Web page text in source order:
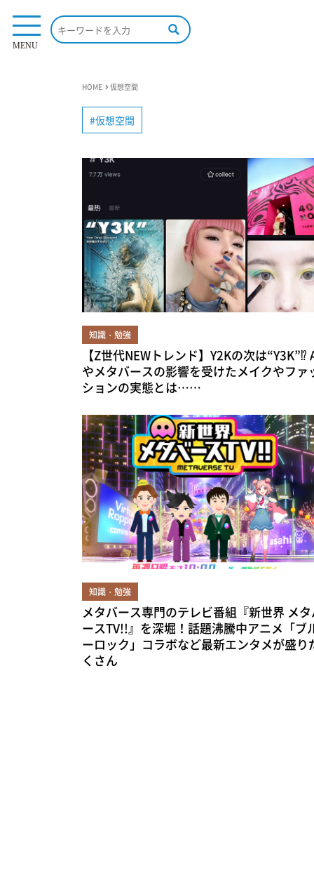
MENU
HOME 仮想空間
仮想空間
知識・勉強
【Z世代NEWトレンド】Y2Kの次は“Y3K”⁉
やメタバースの影響を受けたメイクやファ
ションの実態とは……
知識・勉強
メタバース専門のテレビ番組『新世界 メ
ースTV!!』を深堀！話題沸騰中アニメ「ブ
ーロック」コラボなど最新エンタメが盛り
くさん